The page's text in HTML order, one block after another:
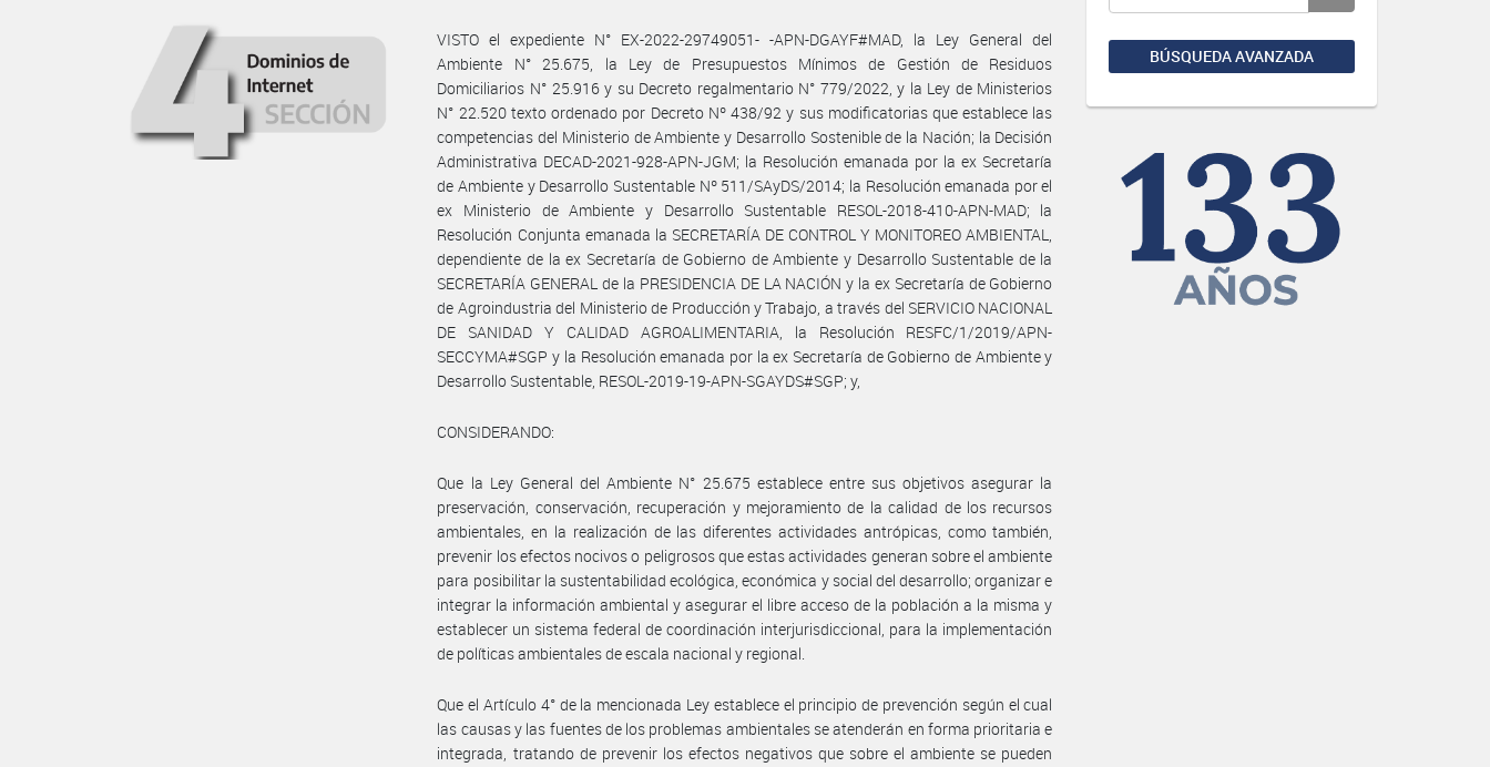
BÚSQUEDA AVANZADA
VISTO el expediente N° EX-2022-29749051- -APN-DGAYF#MAD, la Ley General del
Ambiente N° 25.675, la Ley de Presupuestos Mínimos de Gestión de Residuos
Domiciliarios N° 25.916 y su Decreto regalmentario N° 779/2022, y la Ley de Ministerios
N° 22.520 texto ordenado por Decreto Nº 438/92 y sus modificatorias que establece las
competencias del Ministerio de Ambiente y Desarrollo Sostenible de la Nación; la Decisión
Administrativa DECAD-2021-928-APN-JGM; la Resolución emanada por la ex Secretaría
de Ambiente y Desarrollo Sustentable Nº 511/SAyDS/2014; la Resolución emanada por el
ex Ministerio de Ambiente y Desarrollo Sustentable RESOL-2018-410-APN-MAD; la
Resolución Conjunta emanada la SECRETARÍA DE CONTROL Y MONITOREO AMBIENTAL,
dependiente de la ex Secretaría de Gobierno de Ambiente y Desarrollo Sustentable de la
SECRETARÍA GENERAL de la PRESIDENCIA DE LA NACIÓN y la ex Secretaría de Gobierno
de Agroindustria del Ministerio de Producción y Trabajo, a través del SERVICIO NACIONAL
DE SANIDAD Y CALIDAD AGROALIMENTARIA, la Resolución RESFC/1/2019/APN-
SECCYMA#SGP y la Resolución emanada por la ex Secretaría de Gobierno de Ambiente y
Desarrollo Sustentable, RESOL-2019-19-APN-SGAYDS#SGP; y,
CONSIDERANDO:
Que la Ley General del Ambiente N° 25.675 establece entre sus objetivos asegurar la
preservación, conservación, recuperación y mejoramiento de la calidad de los recursos
ambientales, en la realización de las diferentes actividades antrópicas, como también,
prevenir los efectos nocivos o peligrosos que estas actividades generan sobre el ambiente
para posibilitar la sustentabilidad ecológica, económica y social del desarrollo; organizar e
integrar la información ambiental y asegurar el libre acceso de la población a la misma y
establecer un sistema federal de coordinación interjurisdiccional, para la implementación
de políticas ambientales de escala nacional y regional.
Que el Artículo 4° de la mencionada Ley establece el principio de prevención según el cual
las causas y las fuentes de los problemas ambientales se atenderán en forma prioritaria e
integrada, tratando de prevenir los efectos negativos que sobre el ambiente se pueden